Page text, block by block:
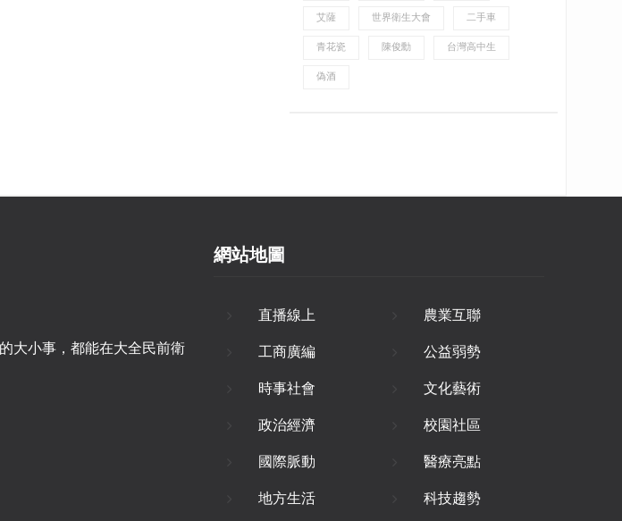
艾薩 世界衛生大會 二手車
青花瓷 陳俊勳 台灣高中生
偽酒
大小事，都能在大全民前衛
網站地圖
直播線上
工商廣編
時事社會
政治經濟
國際脈動
地方生活
農業互聯
公益弱勢
文化藝術
校園社區
醫療亮點
科技趨勢